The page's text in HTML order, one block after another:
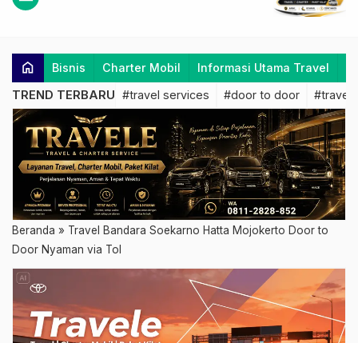
home Bisnis Charter Mobil Informasi Utama Travel
TREND TERBARU #travel services #door to door #travel
Beranda » Travel Bandara Soekarno Hatta Mojokerto Door to
Door Nyaman via Tol